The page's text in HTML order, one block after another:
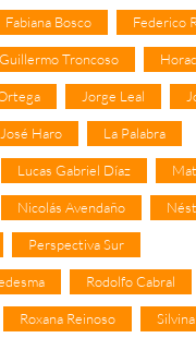
Fabiana Bosco Federico
Guillermo Troncoso
Jorge Leal
José Haro La Palabra
Lucas Gabriel Díaz
Nicolás Avendaño
Perspectiva Sur
Rodolfo Cabral
Roxana Reinoso